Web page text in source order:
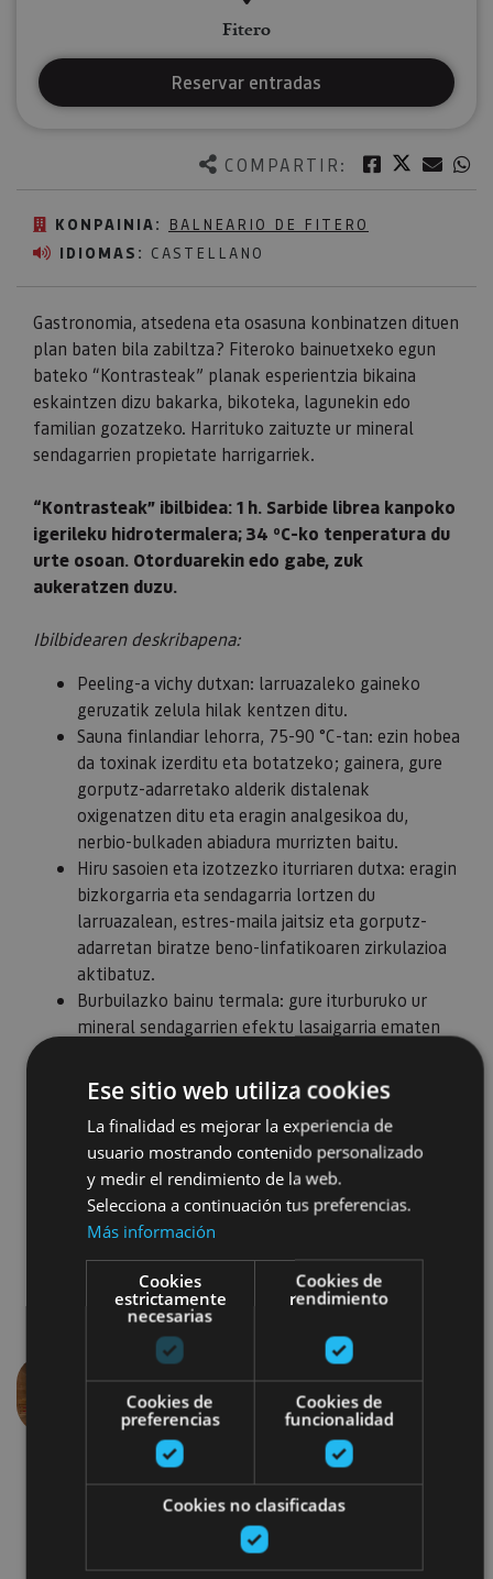
COMPARTIR: Facebook
Twitter
KONPAINIA: BALNEARIO DE FITERO
IDIOMAS: CASTELLANO
Gastronomia, atsedena eta osasuna konbinatzen dituen
plan baten bila zabiltza? Fiteroko bainuetxeko egun
bateko “Kontrasteak” planak esperientzia bikaina
eskaintzen dizu bakarka, bikoteka, lagunekin edo
familian gozatzeko. Harrituko zaituzte ur mineral
sendagarrien propietate harrigarriek.
“Kontrasteak” ibilbidea: 1 h. Sarbide librea kanpoko
igerileku hidrotermalera; 34 ºC-ko tenperatura du
urte osoan. Otorduarekin edo gabe, zuk
aukeratzen duzu.
Ibilbidearen deskribapena:
Peeling-a vichy dutxan: larruazaleko gaineko
geruzatik zelula hilak kentzen ditu.
Sauna finlandiar lehorra, 75-90 °C-tan: ezin hobea
da toxinak izerditu eta botatzeko; gainera, gure
gorputz-adarretako alderik distalenak
oxigenatzen ditu eta eragin analgesikoa du,
nerbio-bulkaden abiadura murrizten baitu.
Hiru sasoien eta izotzezko iturriaren dutxa: eragin
bizkorgarria eta sendagarria lortzen du
larruazalean, estres-maila jaitsiz eta gorputz-
adarretan biratze beno-linfatikoaren zirkulazioa
aktibatuz.
Burbuilazko bainu termala: gure iturburuko ur
mineral sendagarrien efektu lasaigarria ematen
immunitarioa estimulatzen du.
Egonean egoteko saioa, berotutako harrizko
besaulkietan.
Fitero
Reservar entradas
Ese sitio web utiliza cookies
La finalidad es mejorar la experiencia de
usuario mostrando contenido personalizado
y medir el rendimiento de la web.
Selecciona a continuación tus preferencias.
Más información
Cookies
estrictamente
necesarias
Cookies de
rendimiento
Cookies de
preferencias
Cookies de
funcionalidad
Cookies no clasificadas